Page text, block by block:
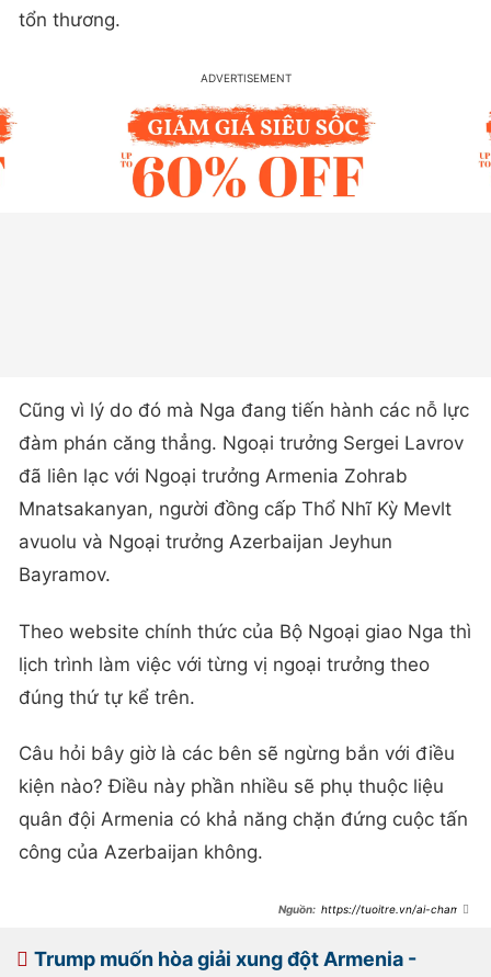
tổn thương.
Cũng vì lý do đó mà Nga đang tiến hành các nỗ lực
đàm phán căng thẳng. Ngoại trưởng Sergei Lavrov
đã liên lạc với Ngoại trưởng Armenia Zohrab
Mnatsakanyan, người đồng cấp Thổ Nhĩ Kỳ Mevlt
avuolu và Ngoại trưởng Azerbaijan Jeyhun
Bayramov.
Theo website chính thức của Bộ Ngoại giao Nga thì
lịch trình làm việc với từng vị ngoại trưởng theo
đúng thứ tự kể trên.
Câu hỏi bây giờ là các bên sẽ ngừng bắn với điều
kiện nào? Điều này phần nhiều sẽ phụ thuộc liệu
quân đội Armenia có khả năng chặn đứng cuộc tấn
công của Azerbaijan không.
https://tuoitre.vn/ai-cham-
Trump muốn hòa giải xung đột Armenia -